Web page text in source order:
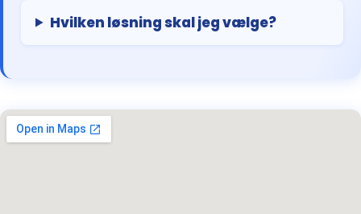
Hvilken løsning skal jeg vælge?